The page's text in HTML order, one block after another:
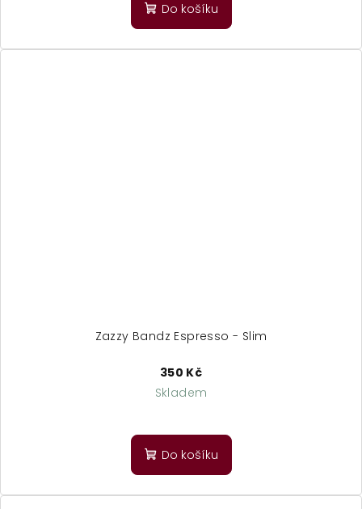
Do košíku
Zazzy Bandz Espresso - Slim
350 Kč
Skladem
Do košíku